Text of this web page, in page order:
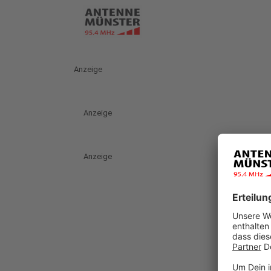
Anzeige
Anzeige
Anzeige